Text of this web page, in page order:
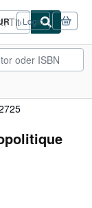
Login